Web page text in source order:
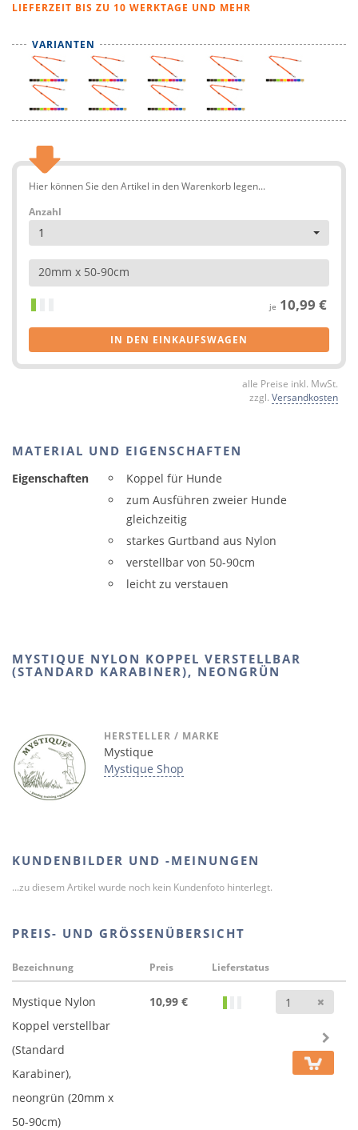
LIEFERZEIT BIS ZU 10 WERKTAGE UND MEHR
VARIANTEN
Hier können Sie den Artikel in den Warenkorb legen...
Anzahl
1
20mm x 50-90cm
je 10,99 €
IN DEN EINKAUFSWAGEN
alle Preise inkl. MwSt.
zzgl. Versandkosten
MATERIAL UND EIGENSCHAFTEN
Eigenschaften
Koppel für Hunde
zum Ausführen zweier Hunde
gleichzeitig
starkes Gurtband aus Nylon
verstellbar von 50-90cm
leicht zu verstauen
MYSTIQUE NYLON KOPPEL VERSTELLBAR
(STANDARD KARABINER), NEONGRÜN
HERSTELLER / MARKE
Mystique
Mystique Shop
KUNDENBILDER UND -MEINUNGEN
...zu diesem Artikel wurde noch kein Kundenfoto hinterlegt.
PREIS- UND GRÖSSENÜBERSICHT
Bezeichnung Preis Lieferstatus
Mystique Nylon
Koppel verstellbar
(Standard
Karabiner),
neongrün (20mm x
50-90cm)
10,99 €